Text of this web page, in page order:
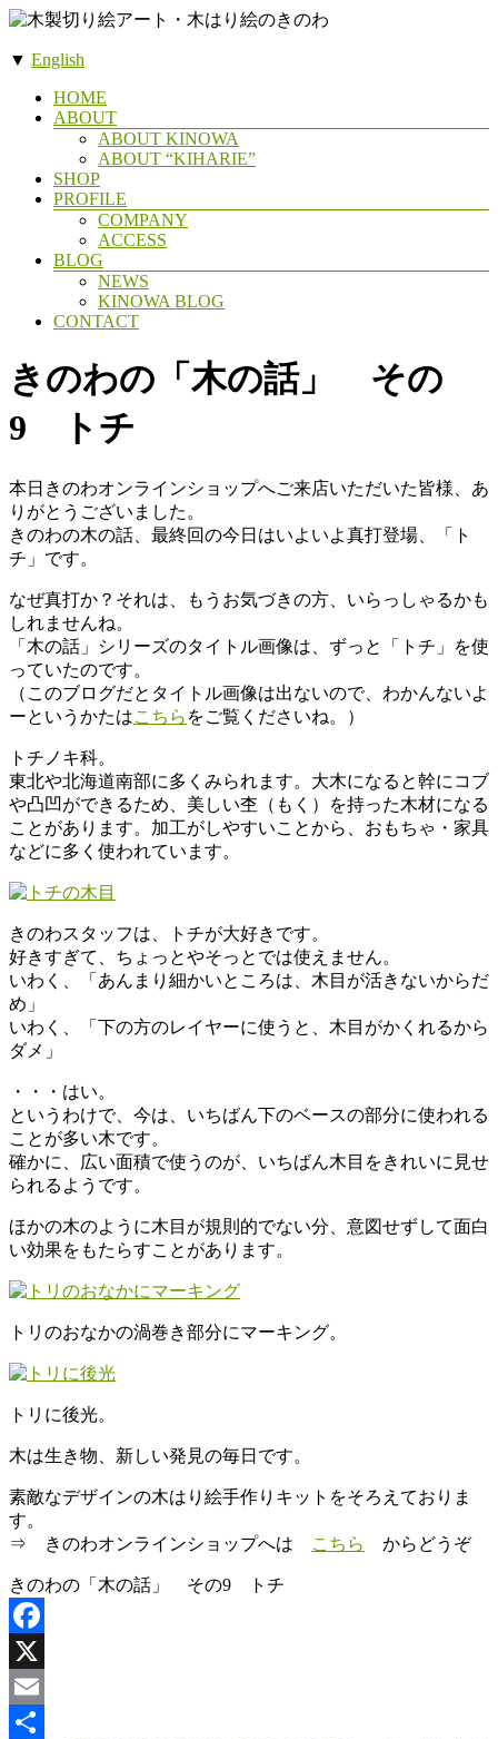
コ
テ
り
絵
の
の
わ
木
と
と
も
暮
ら
す。
▼ English
HOME
ABOUT
ABOUT KINOWA
ABOUT “KIHARIE”
SHOP
PROFILE
COMPANY
ACCESS
BLOG
NEWS
KINOWA BLOG
CONTACT
きのわの「木の話」 その
9 トチ
本日きのわオンラインショップへご来店いただいた皆様、あ
りがとうございました。
きのわの木の話、最終回の今日はいよいよ真打登場、「ト
チ」です。
なぜ真打か？それは、もうお気づきの方、いらっしゃるかも
しれませんね。
「木の話」シリーズのタイトル画像は、ずっと「トチ」を使
っていたのです。
（このブログだとタイトル画像は出ないので、わかんないよ
ーというかたはこちら をご覧くださいね。）
トチノキ科。
東北や北海道南部に多くみられます。大木になると幹にコブ
や凸凹ができるため、美しい杢（もく）を持った木材になる
ことがあります。加工がしやすいことから、おもちゃ・家具
などに多く使われています。
きのわスタッフは、トチが大好きです。
好きすぎて、ちょっとやそっとでは使えません。
いわく、「あんまり細かいところは、木目が活きないからだ
め」
いわく、「下の方のレイヤーに使うと、木目がかくれるから
ダメ」
・・・はい。
というわけで、今は、いちばん下のベースの部分に使われる
ことが多い木です。
確かに、広い面積で使うのが、いちばん木目をきれいに見せ
られるようです。
ほかの木のように木目が規則的でない分、意図せずして面白
い効果をもたらすことがあります。
トリのおなかの渦巻き部分にマーキング。
トリに後光。
木は生き物、新しい発見の毎日です。
素敵なデザインの木はり絵手作りキットをそろえておりま
す。
⇒ きのわオンラインショップへは
こちら からどうぞ
きのわの「木の話」 その9 トチ
Facebook
X
Email